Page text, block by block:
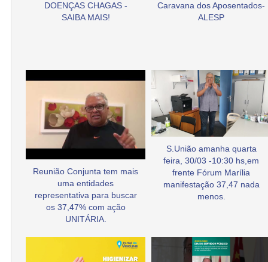
DOENÇAS CHAGAS -
SAIBA MAIS!
Caravana dos Aposentados-
ALESP
Reunião Conjunta tem mais
uma entidades
representativa para buscar
os 37,47% com ação
UNITÁRIA.
S.União amanha quarta
feira, 30/03 -10:30 hs,em
frente Fórum Marília
manifestação 37,47 nada
menos.